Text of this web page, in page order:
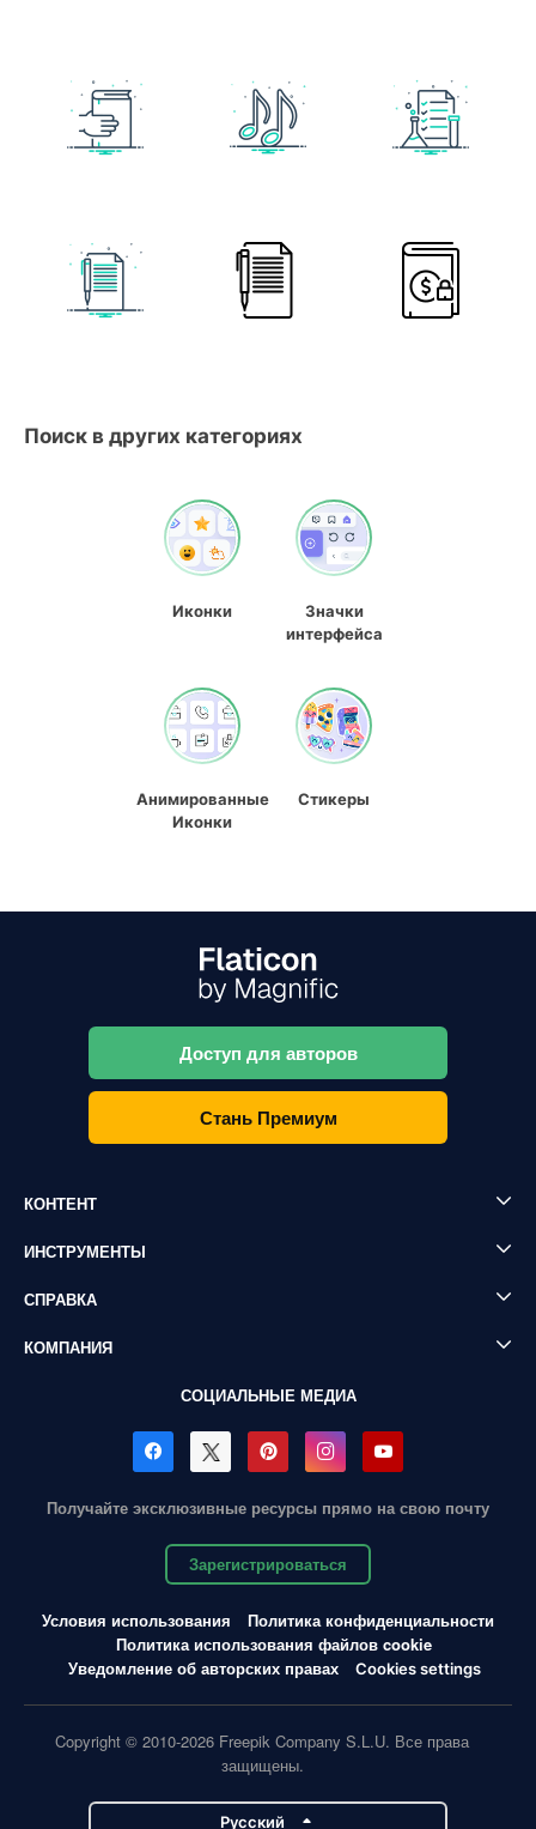
Поиск в других категориях
Иконки
Значки
интерфейса
Анимированные
Иконки
Стикеры
Доступ для авторов
Стань Премиум
КОНТЕНТ
ИНСТРУМЕНТЫ
СПРАВКА
КОМПАНИЯ
СОЦИАЛЬНЫЕ МЕДИА
Получайте эксклюзивные ресурсы прямо на свою почту
Зарегистрироваться
Условия использования
Политика конфиденциальности
Политика использования файлов cookie
Уведомление об авторских правах
Cookies settings
Copyright © 2010-2026 Freepik Company S.L.U. Все права
защищены.
Pусский